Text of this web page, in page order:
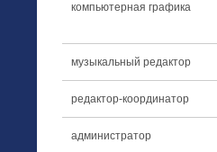
компьютерная графика
музыкальный редактор
редактор-координатор
администратор